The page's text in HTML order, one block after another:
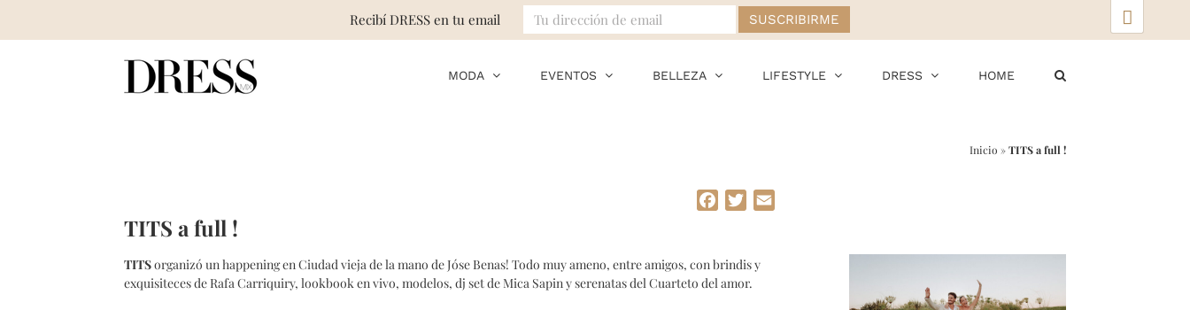
MODA EVENTOS BELLEZA LIFESTYLE DRESS HOME
Inicio »TITS a full !
Facebook
Twitter
TITS a full !
TITSorganizó un happening en Ciudad vieja de la mano de Jóse Benas! Todo muy ameno, entre amigos, con brindis y
exquisiteces de Rafa Carriquiry, lookbook en vivo, modelos, dj set de Mica Sapin y serenatas del Cuarteto del amor.
Recibí DRESS en tu email